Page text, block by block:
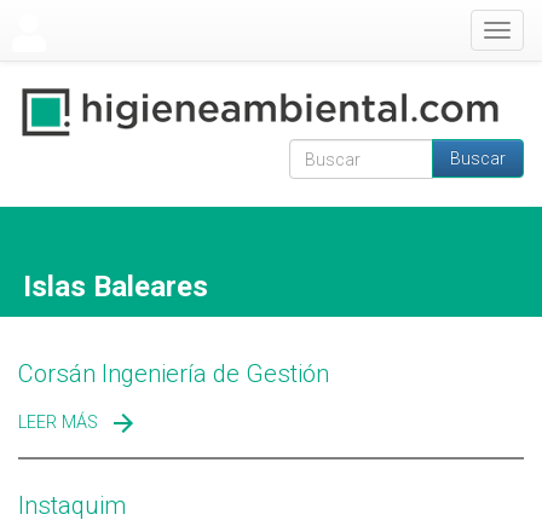
Formulario de
Buscar
Islas Baleares
Corsán Ingeniería de Gestión
LEER MÁS SOBRE CORSÁN INGENIERÍA DE GESTIÓN
Instaquim